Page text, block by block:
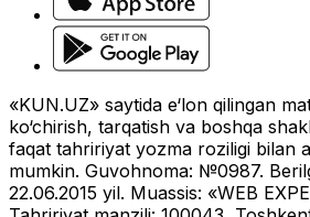
«KUN.UZ» saytida e‘lon qilingan
ko‘chirish, tarqatish va boshqa
faqat tahririyat yozma roziligi bilan
mumkin. Guvohnoma: №0987.
22.06.2015 yil. Muassis: «WEB